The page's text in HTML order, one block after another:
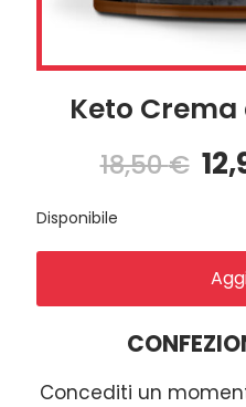
Keto
18,50€
Disponibile
Concediti un